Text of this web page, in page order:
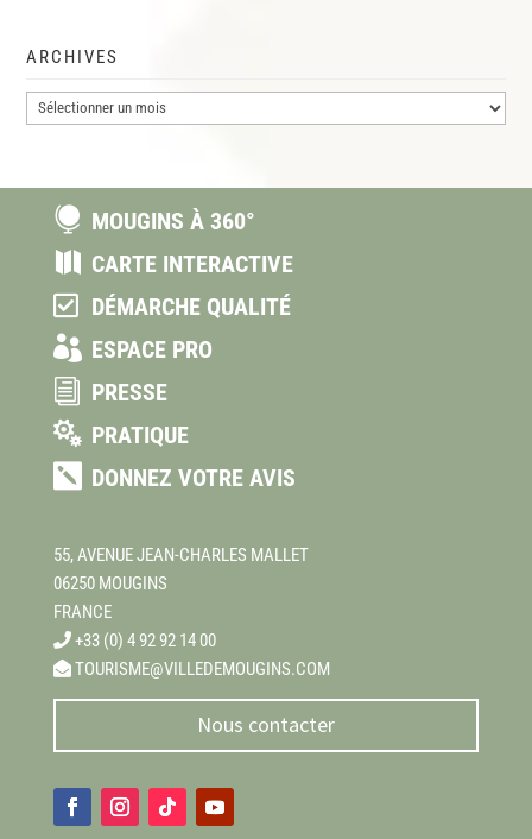
ARCHIVES
Archives
 MOUGINS À 360°
 CARTE INTERACTIVE
 DÉMARCHE QUALITÉ
 ESPACE PRO
i PRESSE
 PRATIQUE
 DONNEZ VOTRE AVIS
55, AVENUE JEAN-CHARLES MALLET
06250 MOUGINS
FRANCE
+33 (0) 4 92 92 14 00
TOURISME@VILLEDEMOUGINS.COM
Nous contacter